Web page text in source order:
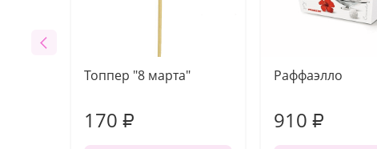
Топпер "8 марта"
170 ₽
Раффаэлло
910 ₽